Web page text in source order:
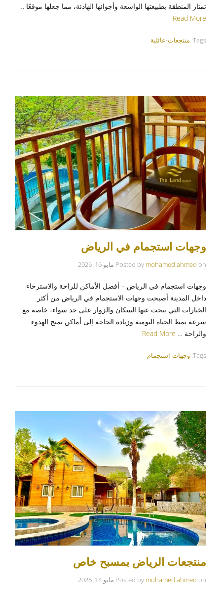
تمتاز المنطقة بطبيعتها الواسعة وأجوائها الهادئة، مما جعلها موقعًا …
Read More
Tags: منتجعات-عائلية
وجهات استجمام في الرياض
Posted by mohamed ahmed on مايو 16, 2026
وجهات استجمام في الرياض – أفضل الأماكن للراحة والاسترخاء
داخل المدينة أصبحت وجهات الاستجمام في الرياض من أكثر
الخيارات التي يبحث عنها السكان والزوار على حد سواء، خاصة مع
سرعة نمط الحياة اليومية وزيادة الحاجة إلى أماكن تمنح الهدوء
والراحة … Read More
Tags: وجهات-استجمام
منتجعات الرياض بمسبح خاص
Posted by mohamed ahmed on مايو 14, 2026